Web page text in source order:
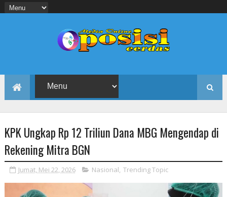
KPK Ungkap Rp 12 Triliun Dana MBG Mengendap di
Rekening Mitra BGN
Jumat, Mei 22, 2026 Nasional, Trending Topic